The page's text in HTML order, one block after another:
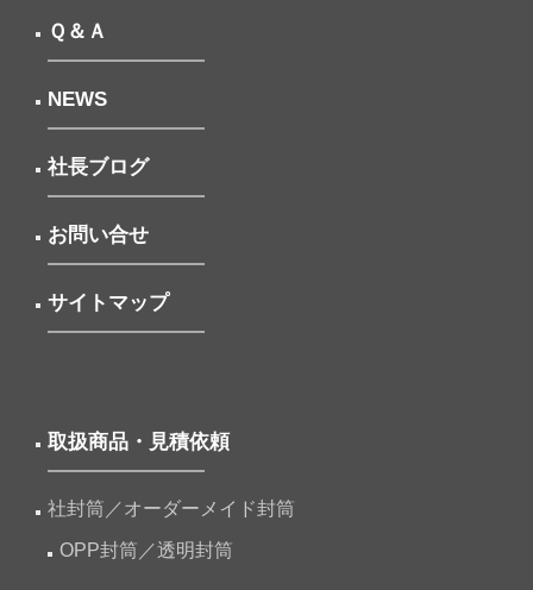
Ｑ＆Ａ
NEWS
社長ブログ
お問い合せ
サイトマップ
取扱商品・見積依頼
社封筒／オーダーメイド封筒
OPP封筒／透明封筒